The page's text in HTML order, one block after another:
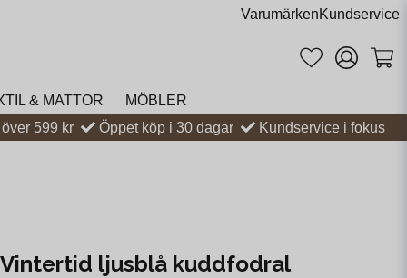
VarumärkenKundservice
& MATTOR
MÖBLER
599 kr
Öppet köp i 30 dagar Kundservice i fokus
ljusblå kuddfodral